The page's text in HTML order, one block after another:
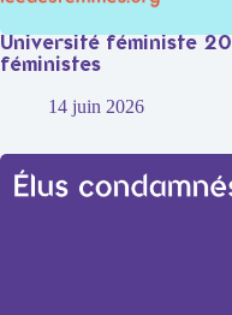
Université féministe
féministes
14 juin 2026